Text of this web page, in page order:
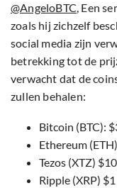
@AngeloBTC, Een
zoals hij zichzelf
social media zijn
betrekking tot de
verwacht dat de
zullen behalen:
Bitcoin (BTC):
Ethereum
Tezos (XTZ) $10
Ripple (XRP) $1